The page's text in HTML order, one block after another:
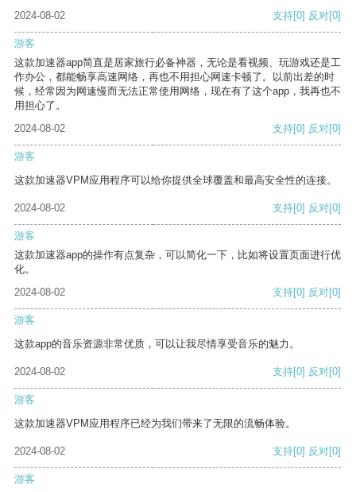
2024-08-02
支持[0] 反对[0]
游客
这款加速器app简直是居家旅行必备神器，无论是看视频、玩游戏还是工
作办公，都能畅享高速网络，再也不用担心网速卡顿了。以前出差的时
候，经常因为网速慢而无法正常使用网络，现在有了这个app，我再也不
用担心了。
2024-08-02
支持[0] 反对[0]
游客
这款加速器VPM应用程序可以给你提供全球覆盖和最高安全性的连接。
2024-08-02 支持[0] 反对[0]
游客
这款加速器app的操作有点复杂，可以简化一下，比如将设置页面进行优
化。
2024-08-02
支持[0] 反对[0]
游客
这款app的音乐资源非常优质，可以让我尽情享受音乐的魅力。
2024-08-02 支持[0] 反对[0]
游客
这款加速器VPM应用程序已经为我们带来了无限的流畅体验。
2024-08-02 支持[0] 反对[0]
游客